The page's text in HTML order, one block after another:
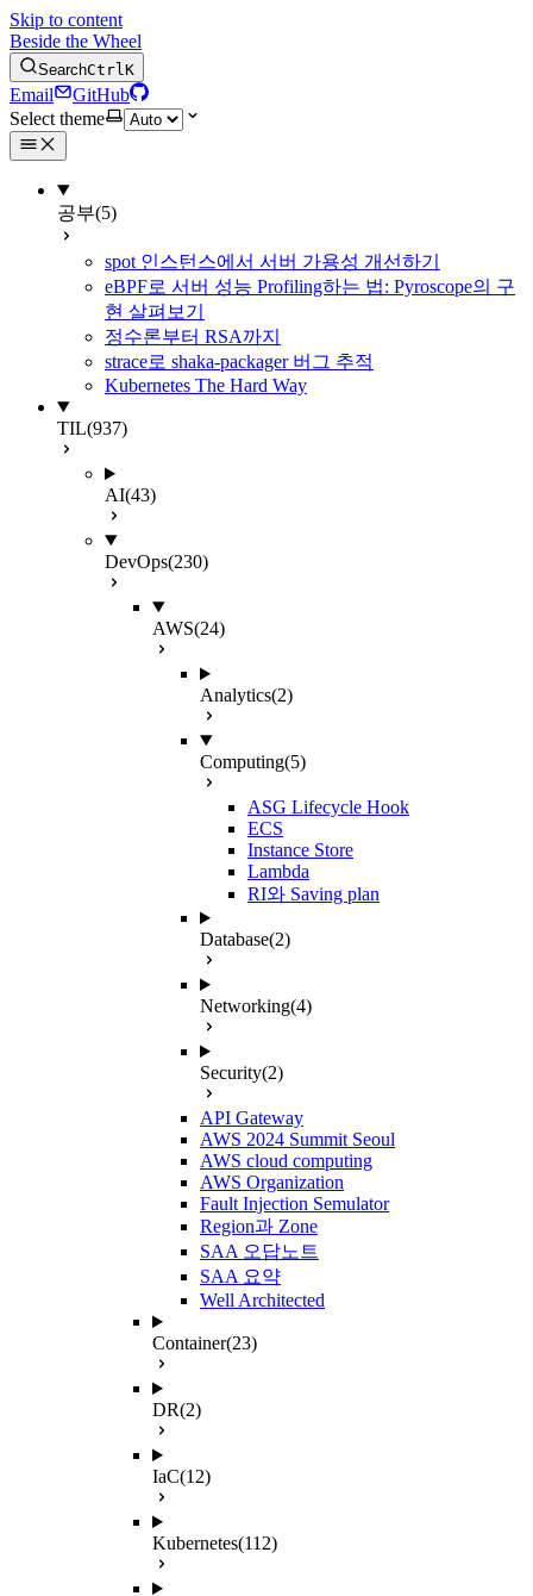
Skip to content
Beside the Wheel
SearchCtrlK
Email
GitHub
Select theme
공부(5)
spot 인스턴스에서 서버 가용성 개선하기
eBPF로 서버 성능 Profiling하는 법: Pyroscope의 구
현 살펴보기
정수론부터 RSA까지
strace로 shaka-packager 버그 추적
Kubernetes The Hard Way
TIL(937)
AI(43)
DevOps(230)
AWS(24)
Analytics(2)
Computing(5)
ASG Lifecycle Hook
ECS
Instance Store
Lambda
RI와 Saving plan
Database(2)
Networking(4)
Security(2)
API Gateway
AWS 2024 Summit Seoul
AWS cloud computing
AWS Organization
Fault Injection Semulator
Region과 Zone
SAA 오답노트
SAA 요약
Well Architected
Container(23)
DR(2)
IaC(12)
Kubernetes(112)